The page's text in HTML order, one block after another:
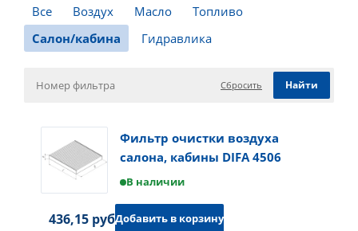
Все Воздух Масло
Топливо
Салон/кабина
Гидравлика
Сбросить
Фильтр очистки воздуха
салона, кабины DIFA 4506
В наличии
436,15 руб.Добавить в корзину